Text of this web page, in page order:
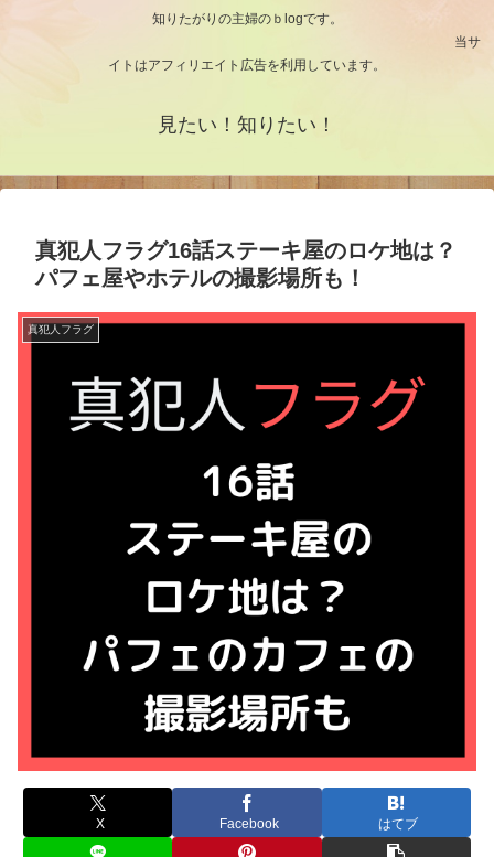
知りたがりの主婦のｂlogです。
当サ
イトはアフィリエイト広告を利用しています。
見たい！知りたい！
真犯人フラグ16話ステーキ屋のロケ地は？
パフェ屋やホテルの撮影場所も！
真犯人フラグ
X Facebook はてブ